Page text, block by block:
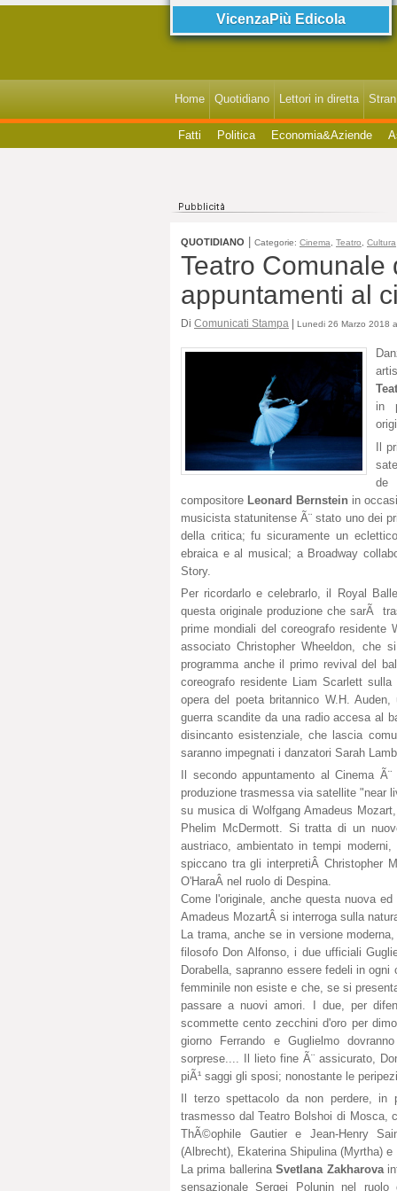
VicenzaPiù Edicola
Home Quotidiano Lettori in diretta
Fatti Politica Economia&Aziende
QUOTIDIANO Categorie: Cinema Teatro Cultura
Teatro Comunale
appuntamenti al
Di Comunicati Stampa | Lunedi 26 Marzo 2018
in
Il
de
compositore Leonard Bernstein in
musicista statunitense Ã¨ stato uno dei
della critica; fu sicuramente un
ebraica e al musical; a Broadway
Story.
Per ricordarlo e celebrarlo, il Royal
questa originale produzione che sarÃ
prime mondiali del coreografo residente
associato Christopher Wheeldon, che
programma anche il primo revival del
coreografo residente Liam Scarlett
opera del poeta britannico W.H.
guerra scandite da una radio accesa al
disincanto esistenziale, che lascia
saranno impegnati i danzatori Sarah
Il secondo appuntamento al Cinema
produzione trasmessa via satellite "near
su musica di Wolfgang Amadeus
Phelim McDermott. Si tratta di un
austriaco, ambientato in tempi
spiccano tra gli interpretiÂ Christopher
O'HaraÂ nel ruolo di Despina.
Come l'originale, anche questa nuova
Amadeus MozartÂ si interroga sulla
La trama, anche se in versione
filosofo Don Alfonso, i due ufficiali
Dorabella, sapranno essere fedeli in
femminile non esiste e che, se si
passare a nuovi amori. I due, per
scommette cento zecchini d'oro per
giorno Ferrando e Guglielmo
sorprese.... Il lieto fine Ã¨ assicurato,
piÃ¹ saggi gli sposi; nonostante le
Il terzo spettacolo da non perdere,
trasmesso dal Teatro Bolshoi di Mosca,
ThÃ©ophile Gautier e Jean-Henry
(Albrecht), Ekaterina Shipulina (Myrtha)
La prima ballerinaSvetlana Zakharova
sensazionale Sergei Polunin nel